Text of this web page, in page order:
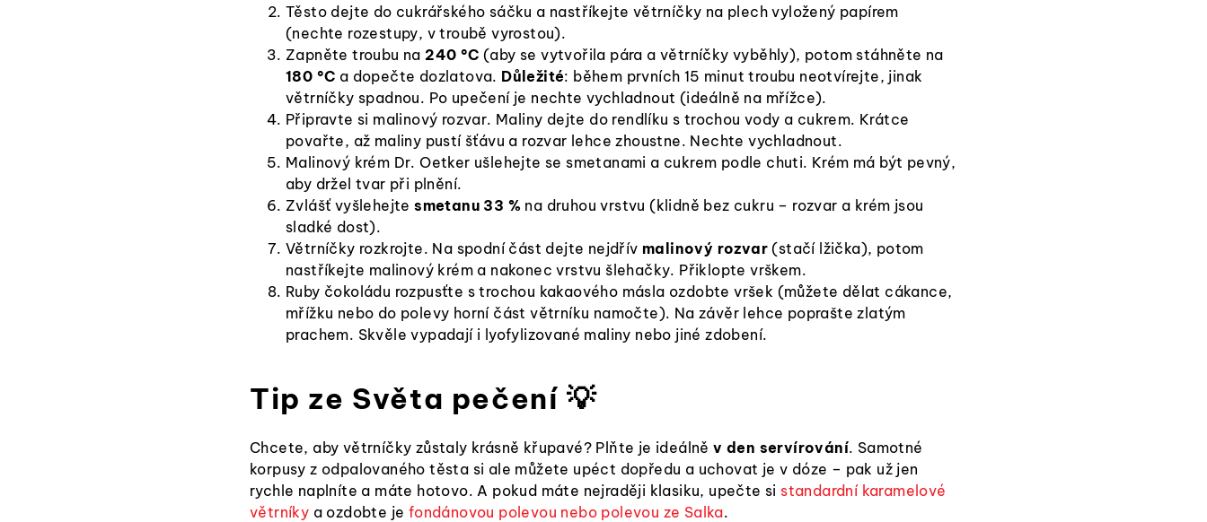
Těsto dejte do cukrářského sáčku a nastříkejte větrníčky na plech vyložený papírem
(nechte rozestupy, v troubě vyrostou).
Zapněte troubu na 240 °C (aby se vytvořila pára a větrníčky vyběhly), potom stáhněte na
180 °C a dopečte dozlatova. Důležité: během prvních 15 minut troubu neotvírejte, jinak
větrníčky spadnou. Po upečení je nechte vychladnout (ideálně na mřížce).
Připravte si malinový rozvar. Maliny dejte do rendlíku s trochou vody a cukrem. Krátce
povařte, až maliny pustí šťávu a rozvar lehce zhoustne. Nechte vychladnout.
Malinový krém Dr. Oetker ušlehejte se smetanami a cukrem podle chuti. Krém má být pevný,
aby držel tvar při plnění.
Zvlášť vyšlehejtesmetanu 33 % na druhou vrstvu (klidně bez cukru – rozvar a krém jsou
sladké dost).
Větrníčky rozkrojte. Na spodní část dejte nejdřív malinový rozvar (stačí lžička), potom
nastříkejte malinový krém a nakonec vrstvu šlehačky. Přiklopte vrškem.
Ruby čokoládu rozpusťte s trochou kakaového másla ozdobte vršek (můžete dělat cákance,
mřížku nebo do polevy horní část větrníku namočte). Na závěr lehce poprašte zlatým
prachem. Skvěle vypadají i lyofylizované maliny nebo jiné zdobení.
Tip ze Světa pečení 💡
Chcete, aby větrníčky zůstaly krásně křupavé? Plňte je ideálněv den servírování. Samotné
korpusy z odpalovaného těsta si ale můžete upéct dopředu a uchovat je v dóze – pak už jen
rychle naplníte a máte hotovo. A pokud máte nejraději klasiku, upečte si standardní karamelové
větrníky a ozdobte je fondánovou polevou nebo polevou ze Salka.